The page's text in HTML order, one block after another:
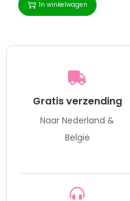
In winkelwagen
Gratis verzending
Naar Nederland &
België